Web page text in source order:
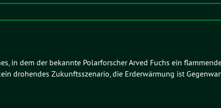
in dem der bekannte Polarforscher Arved Fuchs ein
drohendes Zukunftsszenario, die Erderwärmung ist